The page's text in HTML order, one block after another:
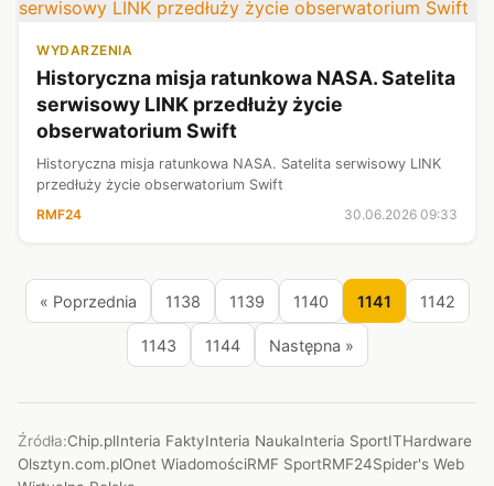
WYDARZENIA
Historyczna misja ratunkowa NASA. Satelita
serwisowy LINK przedłuży życie
obserwatorium Swift
Historyczna misja ratunkowa NASA. Satelita serwisowy LINK
przedłuży życie obserwatorium Swift
RMF24
30.06.2026 09:33
« Poprzednia 1138 1139 1140 1141 1142
1143 1144 Następna »
Źródła:Chip.plInteria FaktyInteria NaukaInteria SportITHardware
Olsztyn.com.plOnet WiadomościRMF SportRMF24Spider's Web